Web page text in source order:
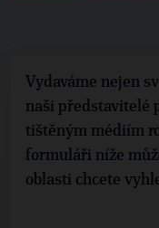
Vydaváme nejen
naši představitelé
tištěným médiím
formuláři níže
oblasti chcete